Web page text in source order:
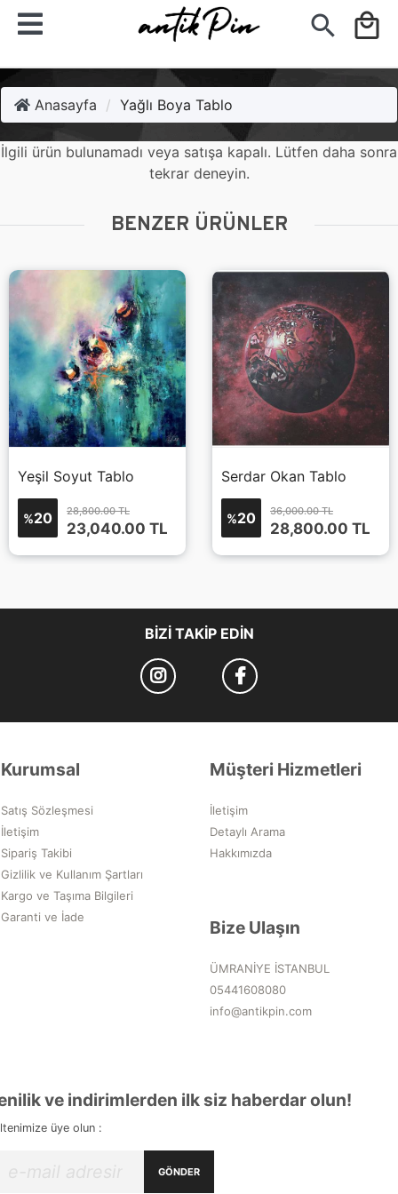
search local_mall
Anasayfa Yağlı Boya Tablo
İlgili ürün bulunamadı veya satışa kapalı. Lütfen daha sonra
tekrar deneyin.
BENZER ÜRÜNLER
Yeşil Soyut Tablo
%20 28,800.00 TL
23,040.00 TL
Serdar Okan Tablo
%20 36,000.00 TL
28,800.00 TL
BIZI TAKIP EDIN
Kurumsal
Satış Sözleşmesi
İletişim
Sipariş Takibi
Gizlilik ve Kullanım Şartları
Kargo ve Taşıma Bilgileri
Garanti ve İade
Müşteri Hizmetleri
İletişim
Detaylı Arama
Hakkımızda
Bize Ulaşın
ÜMRANİYE İSTANBUL
05441608080
info@antikpin.com
ve indirimlerden ilk siz haberdar olun!
üye olun :
GÖNDER